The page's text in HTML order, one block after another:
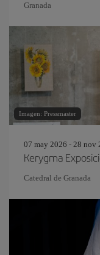
Granada
Imagen: Pressmaster
07 may 2026 - 28 nov
Kerygma
Catedral de Granada